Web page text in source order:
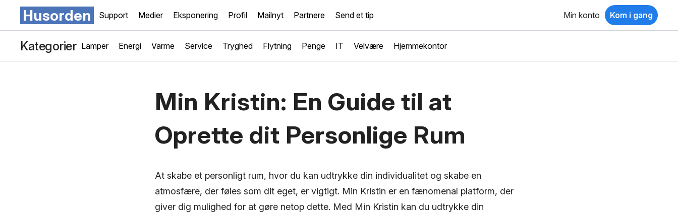
Husorden Support Medier Eksponering Profil Mailnyt Partnere Send et tip Min konto Kom i gang
Kategorier Lamper Energi Varme Service Tryghed Flytning Penge IT Velvære Hjemmekontor
Min Kristin: En Guide til at
Oprette dit Personlige Rum
At skabe et personligt rum, hvor du kan udtrykke din individualitet og skabe en
atmosfære, der føles som dit eget, er vigtigt. Min Kristin er en fænomenal platform, der
giver dig mulighed for at gøre netop dette. Med Min Kristin kan du udtrykke din